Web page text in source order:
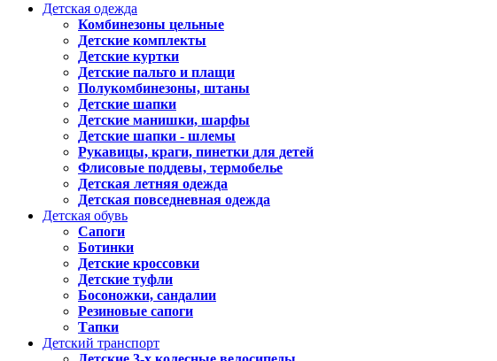
Детская одежда
Комбинезоны цельные
Детские комплекты
Детские куртки
Детские пальто и плащи
Полукомбинезоны, штаны
Детские шапки
Детские манишки, шарфы
Детские шапки - шлемы
Рукавицы, краги, пинетки для детей
Флисовые поддевы, термобелье
Детская летняя одежда
Детская повседневная одежда
Детская обувь
Сапоги
Ботинки
Детские кроссовки
Детские туфли
Босоножки, сандалии
Резиновые сапоги
Тапки
Детский транспорт